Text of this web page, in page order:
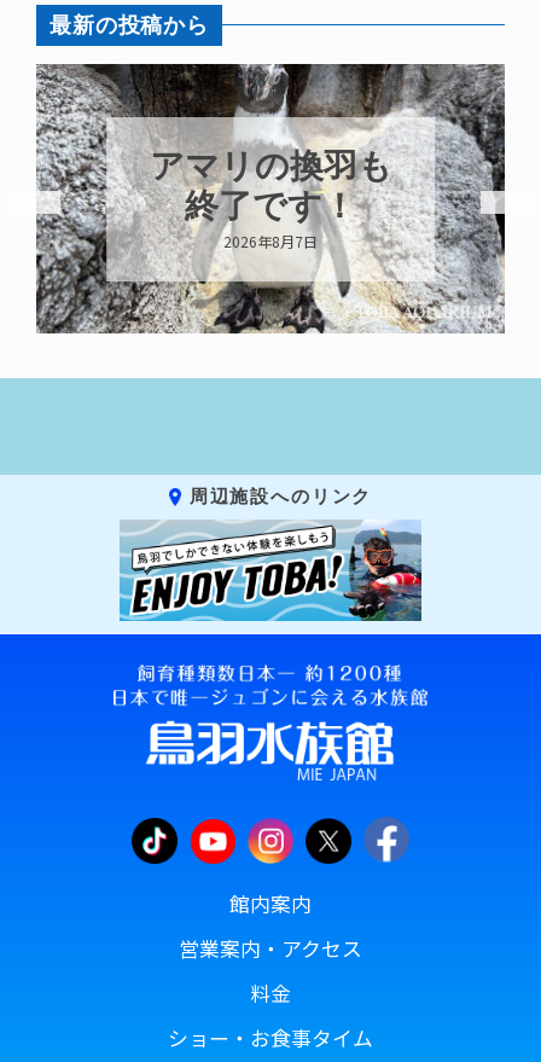
最新の投稿から
アマリの換羽も
終了です！
2026年8月7日
周辺施設へのリンク
館内案内
営業案内・アクセス
料金
ショー・お食事タイム